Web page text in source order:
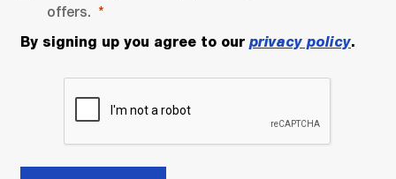
offers.
By signing up you agree to our privacy policy.